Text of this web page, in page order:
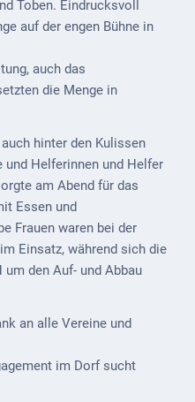
Toben. Eindrucksvoll
auf der engen Bühne in
auch das
die Menge in
hinter den Kulissen
Helferinnen und Helfer
am Abend für das
Essen und
Frauen waren bei der
Einsatz, während sich die
um den Auf- und Abbau
an alle Vereine und
im Dorf sucht